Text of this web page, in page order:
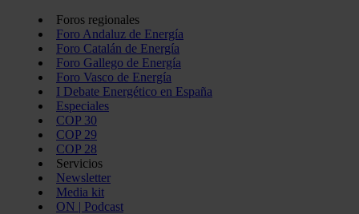
Foros regionales
Foro Andaluz de Energía
Foro Catalán de Energía
Foro Gallego de Energía
Foro Vasco de Energía
I Debate Energético en España
Especiales
COP 30
COP 29
COP 28
Servicios
Newsletter
Media kit
ON | Podcast